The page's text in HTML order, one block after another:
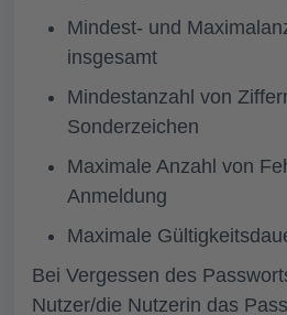
Mindest- und
insgesamt
Mindestanzahl von
Sonderzeichen
Maximale Anzahl von
Anmeldung
Maximale
Bei Vergessen des
Nutzer/die Nutzerin das